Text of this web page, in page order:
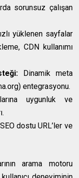
sorunsuz çalışan
yüklenen sayfalar
CDN kullanımı
Dinamik meta
entegrasyonu.
uygunluk ve
SEO dostu URL’ler ve
arama motoru